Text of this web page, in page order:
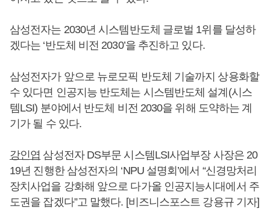
삼성전자는 2030년 시스템반도체 글로벌 1위를 달성하
겠다는 ‘반도체 비전 2030’을 추진하고 있다.
삼성전자가 앞으로 뉴로모픽 반도체 기술까지 상용화할
수 있다면 인공지능 반도체는 시스템반도체 설계(시스
템LSI) 분야에서 반도체 비전 2030을 위해 도약하는 계
기가 될 수 있다.
강인엽 삼성전자 DS부문 시스템LSI사업부장 사장은 20
19년 진행한 삼성전자의 ‘NPU 설명회’에서 “신경망처리
장치사업을 강화해 앞으로 다가올 인공지능시대에서 주
도권을 잡겠다”고 말했다. [비즈니스포스트 강용규 기자]